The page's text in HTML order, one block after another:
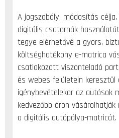
A jogszabályi módosítás
digitális csatornák
tegye elérhetővé a gyors,
költséghatékony e-matrica
csatlakozott viszonteladó
és webes felületein
igénybevételekor az autósok
kedvezőbb áron vásárolhatják
a digitális autópálya-matricát.